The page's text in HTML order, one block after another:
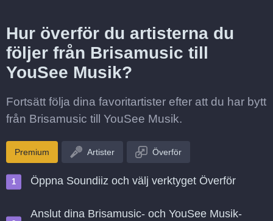
Hur överför du artisterna du
följer från Brisamusic till
YouSee Musik?
Fortsätt följa dina favoritartister efter att du har bytt
från Brisamusic till YouSee Musik.
Premium Artister Överför
Öppna Soundiiz och välj verktyget Överför
Anslut dina Brisamusic- och YouSee Musik-